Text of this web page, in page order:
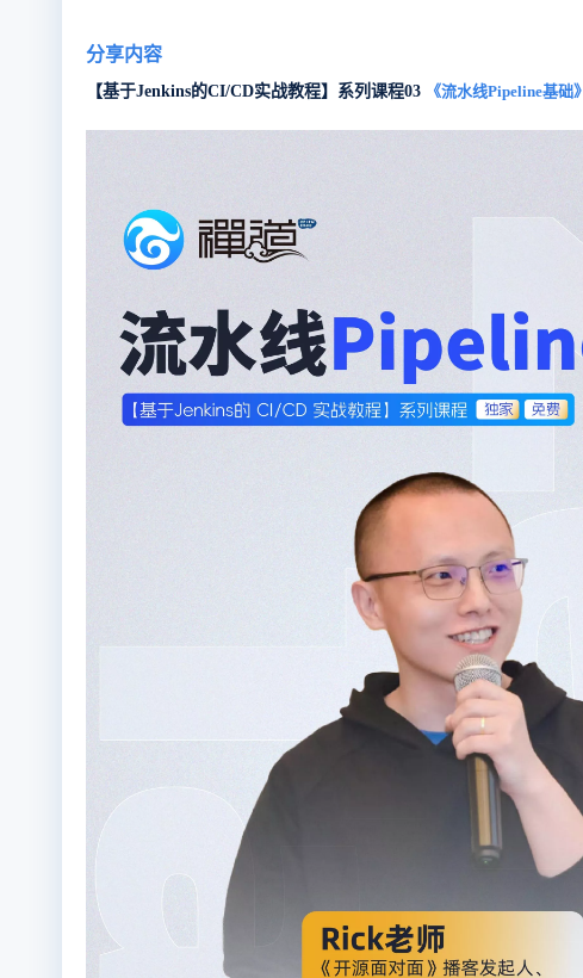
分享内容
【基于Jenkins的CI/CD实战教程】系列课程03 《流水线Pipeline基础》